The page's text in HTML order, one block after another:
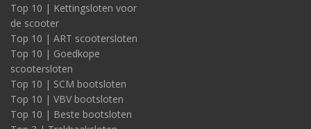
Top 10 | Kettingsloten voor
de scooter
Top 10 | ART scootersloten
Top 10 | Goedkope
scootersloten
Top 10 | SCM bootsloten
Top 10 | VBV bootsloten
Top 10 | Beste bootsloten